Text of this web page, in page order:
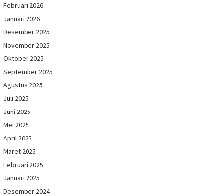
Februari 2026
Januari 2026
Desember 2025
November 2025
Oktober 2025
September 2025
Agustus 2025
Juli 2025
Juni 2025
Mei 2025
April 2025
Maret 2025
Februari 2025
Januari 2025
Desember 2024